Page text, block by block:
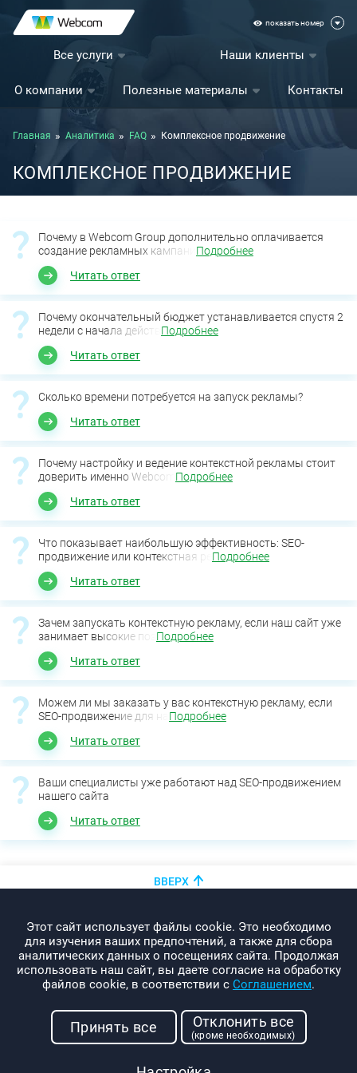
показать номер
Все услуги Наши клиенты
О компании Полезные материалы Контакты
Главная Аналитика FAQ Комплексное продвижение
КОМПЛЕКСНОЕ ПРОДВИЖЕНИЕ
Почему в Webcom Group дополнительно оплачивается
создание рекламных кампани Подробнее
Читать ответ
Почему окончательный бюджет устанавливается спустя 2
недели с начала действ Подробнее
Читать ответ
Сколько времени потребуется на запуск рекламы?
Читать ответ
Почему настройку и ведение контекстной рекламы стоит
доверить именно Webcom Подробнее
Читать ответ
Что показывает наибольшую эффективность: SEO-
продвижение или контекстная ре Подробнее
Читать ответ
Зачем запускать контекстную рекламу, если наш сайт уже
занимает высокие поз Подробнее
Читать ответ
Можем ли мы заказать у вас контекстную рекламу, если
SEO-продвижение для на Подробнее
Читать ответ
Ваши специалисты уже работают над SEO-продвижением
нашего сайта
Читать ответ
Этот сайт использует файлы cookie. Это необходимо
для изучения ваших предпочтений, а также для сбора
аналитических данных о посещениях сайта. Продолжая
использовать наш сайт, вы даете согласие на обработку
файлов cookie, в соответствии с Соглашением.
Принять все Отклонить все
(кроме необходимых)
ВВЕРХ
info@promo-webcom.by
© 2000-2026. Webcom Performance
г. Минск, ул. Свердлова, 11-332
УНП: 190437288